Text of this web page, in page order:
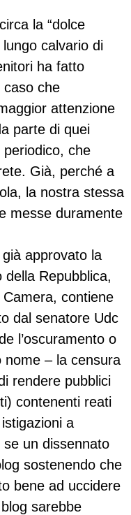
la “dolce
calvario di
ha fatto
caso che
attenzione
parte di quei
che
Già, perché a
la nostra stessa
messe duramente
approvato la
Repubblica,
contiene
dal senatore Udc
l’oscuramento o
nome – la censura
rendere pubblici
contenenti reati
a
un dissennato
sostenendo che
bene ad uccidere
sarebbe